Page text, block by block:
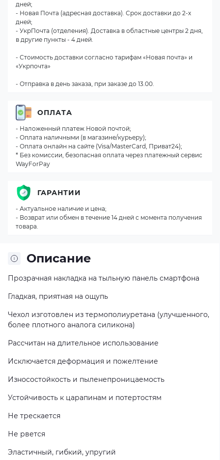
Описание
Прозрачная накладка на тыльную панель смартфона
Гладкая, приятная на ощупь
Чехол изготовлен из термополиуретана (улучшенного,
более плотного аналога силикона)
Рассчитан на длительное использование
Исключается деформация и пожелтение
Износостойкость и пыленепроницаемость
Устойчивость к царапинам и потертостям
Не трескается
Не рвется
Эластичный, гибкий, упругий
дней;
- Новая Почта (адресная доставка). Срок доставки до 2-х
дней;
- УкрПочта (отделения). Доставка в областные центры 2 дня,
в другие пункты - 4 дней.
- Стоимость доставки согласно тарифам «Новая почта» и
«Укрпочта»
- Отправка в день заказа, при заказе до 13.00.
ОПЛАТА
- Наложенный платеж Новой почтой;
- Оплата наличными (в магазине/курьеру);
- Оплата онлайн на сайте (Visa/MasterCard, Приват24);
* Без комиссии, безопасная оплата через платежный сервис
WayForPay
ГАРАНТИИ
- Актуальное наличие и цена;
- Возврат или обмен в течение 14 дней с момента получения
товара.